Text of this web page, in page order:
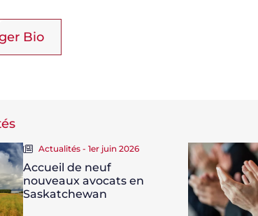
Bio
Actualités - 1er juin 2026
Accueil de neuf
nouveaux avocats en
Saskatchewan